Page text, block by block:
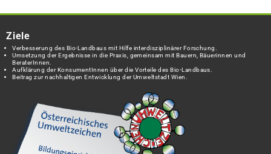
Ziele
Verbesserung des Bio-Landbaus mit Hilfe interdisziplinärer Forschung.
Umsetzung der Ergebnisse in die Praxis, gemeinsam mit Bauern, Bäuerinnen und
BeraterInnen.
Aufklärung der KonsumentInnen über die Vorteile des Bio-Landbaus.
Beitrag zur nachhaltigen Entwicklung der Umweltstadt Wien.